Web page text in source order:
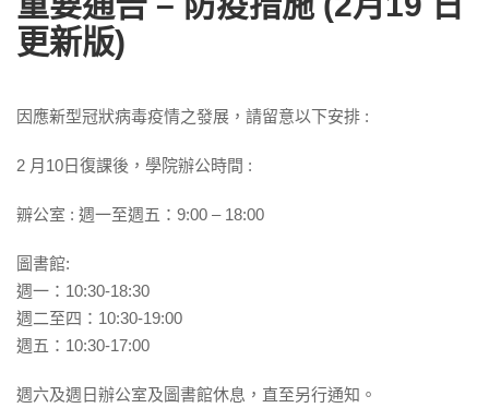
更新版)
因應新型冠狀病毒疫情之發展，請留意以下安排 :
2 月10日復課後，學院辦公時間 :
辧公室 : 週一至週五：9:00 – 18:00
圖書館:
週一：10:30-18:30
週二至四：10:30-19:00
週五：10:30-17:00
週六及週日辦公室及圖書館休息，直至另行通知。